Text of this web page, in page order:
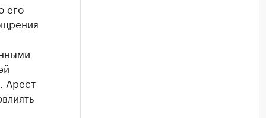
его
Арест